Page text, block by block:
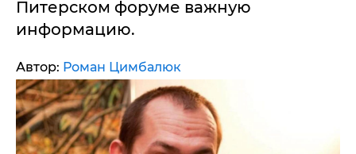
Питерском форуме важную
информацию.
Автор: Роман Цимбалюк